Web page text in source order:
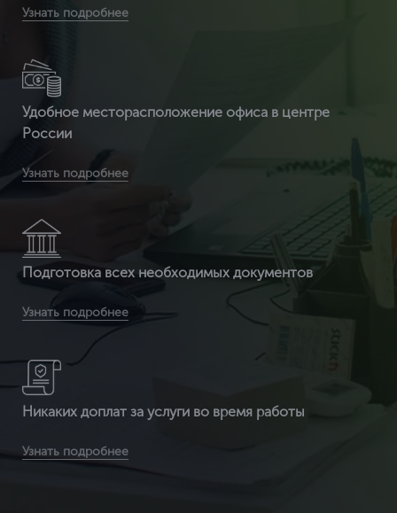
14001 от 2 часов
Узнать подробнее
Удобное месторасположение офиса в центре
России
Вы получите бесплатную доставку сертификата и
приложенных к нему документов по всей России
Узнать подробнее
Подготовка всех необходимых документов
Вы получаете документ с 3-ой защитой. Специальные
бланки (наша компания заказывает их на производстве, где
Узнать подробнее
Никаких доплат за услуги во время работы
являемся федеральной компанией и можем позволить
Узнать подробнее